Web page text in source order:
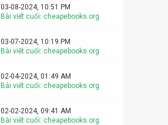
03-08-2024, 10:51 PM
Bài viết cuối: cheapebooks.org
03-07-2024, 10:19 PM
Bài viết cuối: cheapebooks.org
02-04-2024, 01:49 AM
Bài viết cuối: cheapebooks.org
02-02-2024, 09:41 AM
Bài viết cuối: cheapebooks.org